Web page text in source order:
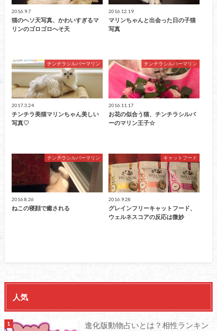
2016.9.7
猫のヘソ天写真、かわいすぎるマ
リンのゴロゴロへそ天
2016.12.19
マリンちゃんと出会った日の子猫
写真
チンチラシルバーマリン
2017.3.24
チンチラ美猫マリンちゃん美しい
写真♡
チンチラシルバーマリン
2016.11.17
お花の似合う猫、チンチラシルバ
ーのマリン王子☆
チンチラシルバーマリン
2016.8.26
ねこの寝顔で癒される
キャットフード
2016.9.28
グレインフリーキャットフード、
ウェルネスコアの反応は微妙
人気
進化版動物占いとは？相性ランキン